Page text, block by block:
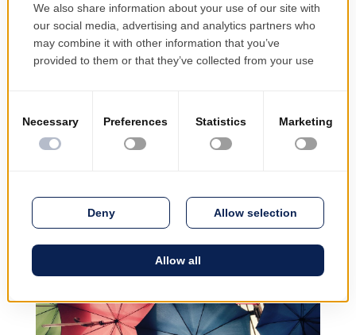
PRODINF Software @ eCom Genève 2016
Geneve 2016 b3lineicon|b3icon-paper-plane|
|Paper Plane PRODINF Software au salon eCom
2016, qui s'est tenu à Palexpo....